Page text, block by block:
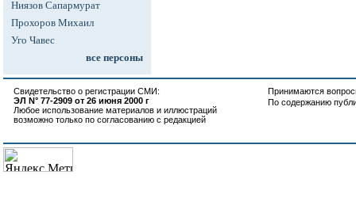
Ниязов Сапармурат
Прохоров Михаил
Уго Чавес
все персоны
Свидетельство о регистрации СМИ:
ЭЛ N° 77-2909 от 26 июня 2000 г
Любое использование материалов и иллюстраций
возможно только по согласованию с редакцией
Принимаются
По содержанию